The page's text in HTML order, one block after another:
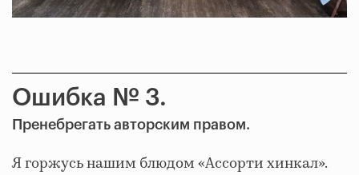
Ошибка № 3.
Пренебрегать авторским правом.
Я горжусь нашим блюдом «Ассорти хинкал».